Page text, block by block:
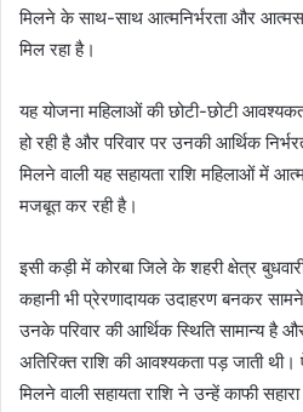
मिलने के साथ-साथ आत्मनिर्भरता और
मिल रहा है।
यह योजना महिलाओं की छोटी-छोटी
हो रही है और परिवार पर उनकी आर्थिक
मिलने वाली यह सहायता राशि महिलाओं में
मजबूत कर रही है।
इसी कड़ी में कोरबा जिले के शहरी क्षेत्र
कहानी भी प्रेरणादायक उदाहरण बनकर
उनके परिवार की आर्थिक स्थिति सामान्य
अतिरिक्त राशि की आवश्यकता पड़ जाती
मिलने वाली सहायता राशि ने उन्हें काफी